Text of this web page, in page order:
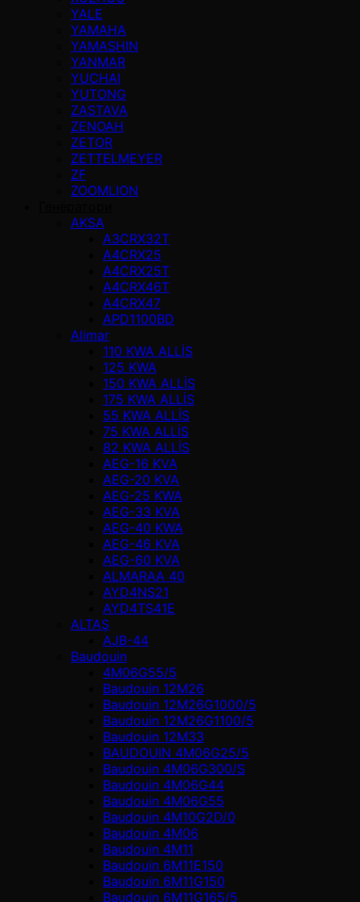
YALE
YAMAHA
YAMASHIN
YANMAR
YUCHAI
YUTONG
ZASTAVA
ZENOAH
ZETOR
ZETTELMEYER
ZF
ZOOMLION
AKSA
A3CRX32T
A4CRX25
A4CRX25T
A4CRX46T
A4CRX47
APD1100BD
Alimar
110 KWA ALLİS
125 KWA
150 KWA ALLİS
175 KWA ALLİS
55 KWA ALLİS
75 KWA ALLİS
82 KWA ALLİS
AEG-16 KVA
AEG-20 KVA
AEG-25 KWA
AEG-33 KVA
AEG-40 KWA
AEG-46 KVA
AEG-60 KVA
ALMARAA 40
AYD4NS21
AYD4TS41E
ALTAŞ
AJB-44
Baudouin
4M06G55/5
Baudouin 12M26
Baudouin 12M26G1000/5
Baudouin 12M26G1100/5
Baudouin 12M33
BAUDOUIN 4M06G25/5
Baudouin 4M06G300/S
Baudouin 4M06G44
Baudouin 4M06G55
Baudouin 4M10G2D/0
Baudouin 4М06
Baudouin 4М11
Baudouin 6M11E150
Baudouin 6M11G150
Baudouin 6M11G165/5